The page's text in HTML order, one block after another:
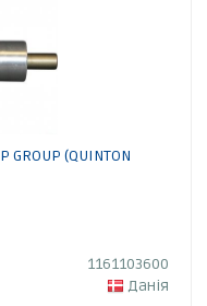
(QUINTON
1161103600
Данія